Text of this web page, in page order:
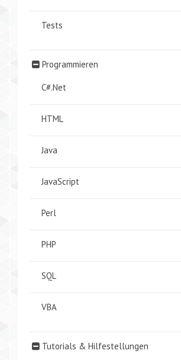
Tests
Programmieren
C#.Net
HTML
Java
JavaScript
Perl
PHP
SQL
VBA
Tutorials & Hilfestellungen